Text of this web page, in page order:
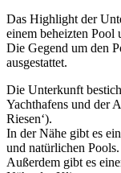
Das Highlight der
einem beheizten Pool
Die Gegend um den
ausgestattet.
Die Unterkunft
Yachthafens und der
Riesen‘).
In der Nähe gibt es
und natürlichen Pools.
Außerdem gibt es